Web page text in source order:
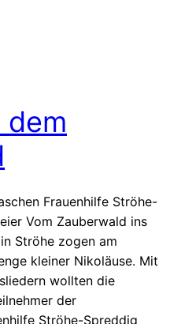
dem
Frauenhilfe Ströhe-
Vom Zauberwald ins
Ströhe zogen am
kleiner Nikoläuse. Mit
wollten die
der
Ströhe-Spreddig